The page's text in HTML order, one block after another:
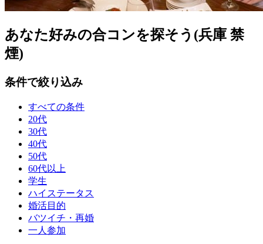
あなた好みの合コンを探そう(兵庫 禁
煙)
条件で絞り込み
すべての条件
20代
30代
40代
50代
60代以上
学生
ハイステータス
婚活目的
バツイチ・再婚
一人参加